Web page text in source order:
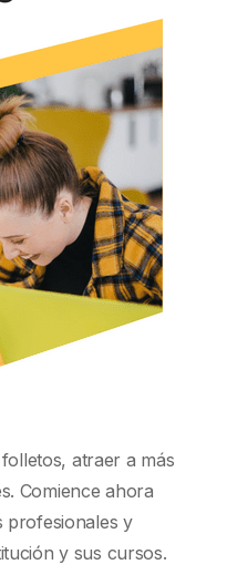
atraer a más
Comience ahora
profesionales y
y sus cursos.